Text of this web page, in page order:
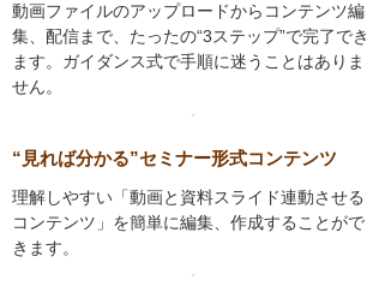
動画ファイルのアップロードからコンテンツ編
集、配信まで、たったの“3ステップ”で完了でき
ます。ガイダンス式で手順に迷うことはありま
せん。
“見れば分かる”セミナー形式コンテンツ
理解しやすい「動画と資料スライド連動させる
コンテンツ」を簡単に編集、作成することがで
きます。